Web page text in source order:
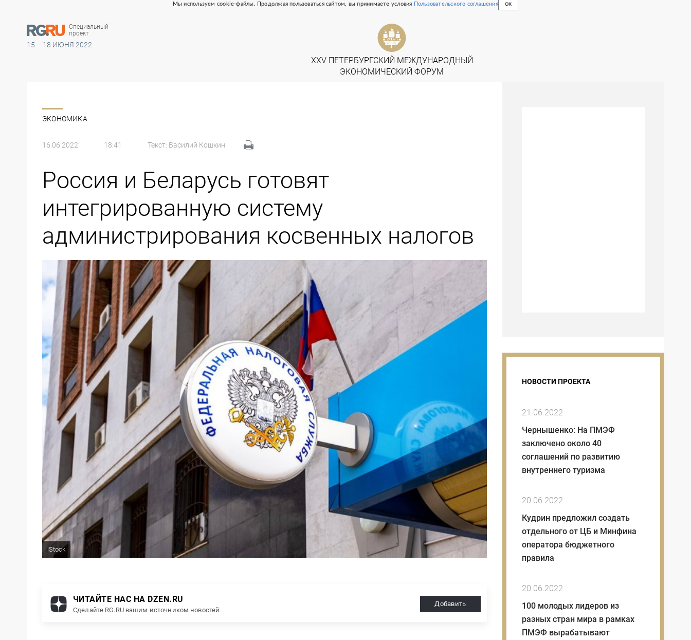
Мы используем cookie-файлы. Продолжая пользоваться сайтом, вы принимаете условия Пользовательского соглашения OK
Специальный
проект
15 – 18 ИЮНЯ 2022
ЭКОНОМИКА
16.06.2022 18:41 Текст: Василий Кошкин
Россия и Беларусь готовят
интегрированную систему
администрирования косвенных налогов
iStock
ЧИТАЙТЕ НАС НА DZEN.RU
Сделайте RG.RU вашим источником новостей
Добавить
НОВОСТИ ПРОЕКТА
Чернышенко: На ПМЭФ
заключено около 40
соглашений по развитию
внутреннего туризма
21.06.2022
Кудрин предложил создать
отдельного от ЦБ и Минфина
оператора бюджетного
правила
20.06.2022
100 молодых лидеров из
разных стран мира в рамках
ПМЭФ вырабатывают
20.06.2022